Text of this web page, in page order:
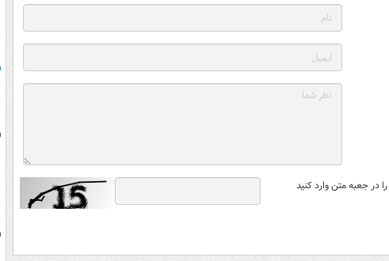
در جعبه متن وارد کنید